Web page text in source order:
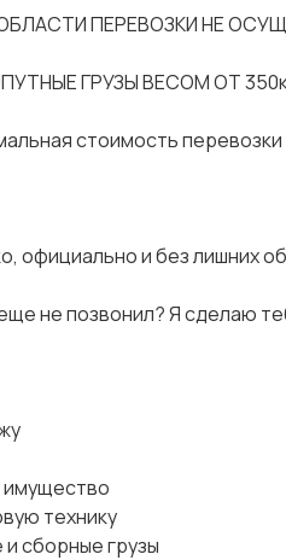
ПЕРЕВОЗКИ НЕ
ГРУЗЫ ВЕСОМ ОТ
стоимость перевозки
официально и без лишних
не позвонил? Я сделаю
имущество
технику
сборные грузы